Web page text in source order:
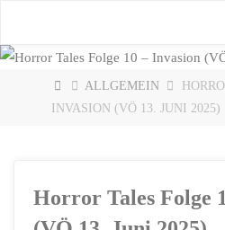
springen
START
ALLGEMEIN
INVASION (VÖ 13. JUNI 2025)
Horror Tales Folge